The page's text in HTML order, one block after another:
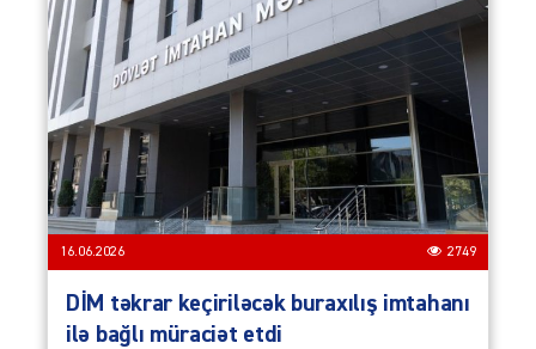
16.06.2026 2749
DİM təkrar keçiriləcək buraxılış imtahanı
ilə bağlı müraciət etdi